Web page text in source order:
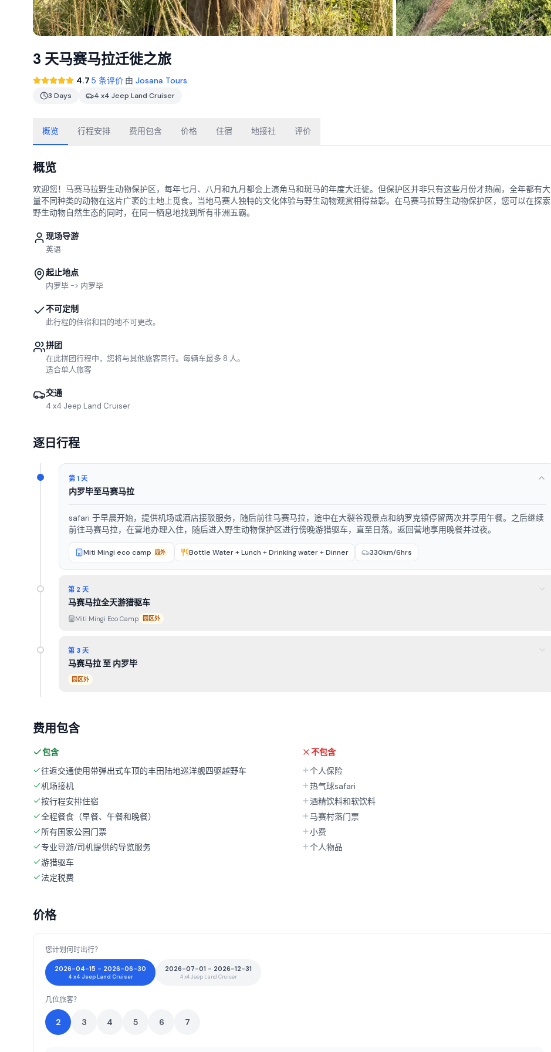
3 天马赛马拉迁徙之旅
4.7 5 条评价·由 Josana Tours
3 Days 4 x4 Jeep Land Cruiser
概览 行程安排 费用包含 价格 住宿 地接社 评价
概览
欢迎您！马赛马拉野生动物保护区，每年七月、八月和九月都会上演角马和斑马的年度大迁徙。但保护区并非只有这些月份才热闹，全年都有大
量不同种类的动物在这片广袤的土地上觅食。当地马赛人独特的文化体验与野生动物观赏相得益彰。在马赛马拉野生动物保护区，您可以在探索
野生动物自然生态的同时，在同一栖息地找到所有非洲五霸。
现场导游
英语
起止地点
内罗毕 -> 内罗毕
不可定制
此行程的住宿和目的地不可更改。
拼团
在此拼团行程中，您将与其他旅客同行。每辆车最多 8 人。
适合单人旅客
交通
4 x4 Jeep Land Cruiser
逐日行程
第 1 天
内罗毕至马赛马拉
safari 于早晨开始，提供机场或酒店接驳服务，随后前往马赛马拉，途中在大裂谷观景点和纳罗克镇停留两次并享用午餐。之后继续
前往马赛马拉，在营地办理入住，随后进入野生动物保护区进行傍晚游猎驱车，直至日落。返回营地享用晚餐并过夜。
Miti Mingi eco camp 园外 Bottle Water + Lunch + Drinking water + Dinner 330km/6hrs
第 2 天
马赛马拉全天游猎驱车
Miti Mingi Eco Camp 园区外
第 3 天
马赛马拉 至 内罗毕
园区外
费用包含
包含
往返交通使用带弹出式车顶的丰田陆地巡洋舰四驱越野车
机场接机
按行程安排住宿
全程餐食（早餐、午餐和晚餐）
所有国家公园门票
专业导游/司机提供的导览服务
游猎驱车
法定税费
不包含
个人保险
热气球safari
酒精饮料和软饮料
马赛村落门票
小费
个人物品
价格
您计划何时出行？
2026-04-15 - 2026-06-30
4 x4 Jeep Land Cruiser
2026-07-01 - 2026-12-31
4 x4 Jeep Land Cruiser
几位旅客？
2 3 4 5 6 7